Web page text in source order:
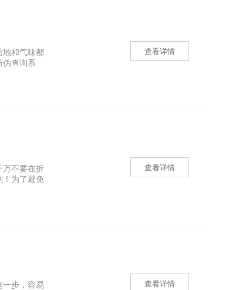
地和气味都
伪查询系
查看详情
万不要在拆
！为了避免
查看详情
一步，容易
查看详情